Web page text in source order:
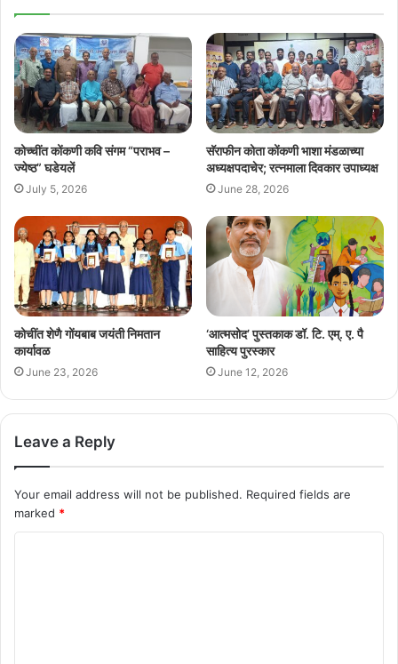
कोच्चींत कोंकणी कवि संगम “पराभव –
ज्येष्ठ” घडेयलें
July 5, 2026
सॅराफीन कोता कोंकणी भाशा मंडळाच्या
अध्यक्षपदाचेर; रत्नमाला दिवकार उपाध्यक्ष
June 28, 2026
कोचींत शेणै गोंयबाब जयंती निमतान
कार्यावळ
June 23, 2026
‘आत्मसोद’ पुस्तकाक डॉ. टि. एम्. ए. पै
साहित्य पुरस्कार
June 12, 2026
Leave a Reply
Your email address will not be published. Required fields are
marked *